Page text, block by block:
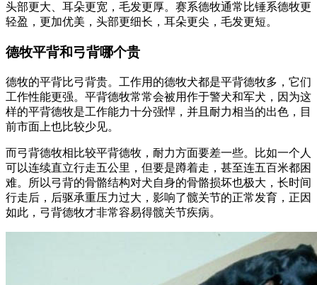
头部更大、耳朵更宽，毛发更厚。赛系德牧通常比锤系德牧更
轻盈，更加优美，头部更细长，耳朵更尖，毛发更短。
德牧平背和弓背哪个贵
德牧的平背比弓背贵。工作用的德牧犬都是平背德牧多，它们
工作性能更强。平背德牧常常会被用作于警犬和军犬，因为这
样的平背德牧是工作能力十分强悍，并且耐力相当的出色，目
前市面上也比较少见。
而弓背德牧相比较平背德牧，耐力方面要差一些。比如一个人
可以连续直立行走五公里，但要是蹲着走，甚至连五百米都困
难。所以弓背的骨骼结构对犬自身的骨骼损坏也极大，长时间
行走后，后驱承重压力过大，影响了髋关节的正常发育，正因
如此，弓背德牧才非常容易得髋关节疾病。